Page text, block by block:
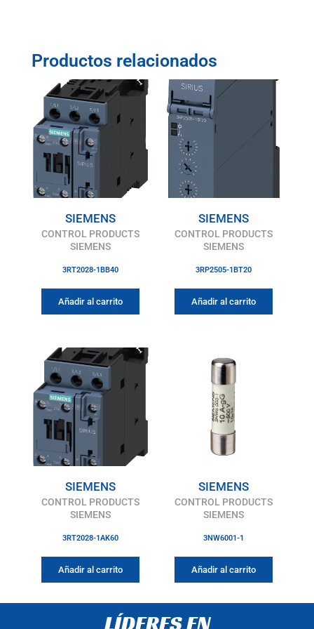
Productos relacionados
SIEMENS
CONTROL PRODUCTS
SIEMENS
3RT2028-1BB40
Añadir al carrito
SIEMENS
CONTROL PRODUCTS
SIEMENS
3RP2505-1BT20
Añadir al carrito
SIEMENS
CONTROL PRODUCTS
SIEMENS
3RT2028-1AK60
Añadir al carrito
SIEMENS
CONTROL PRODUCTS
SIEMENS
3NW6001-1
Añadir al carrito
LÍDERES EN